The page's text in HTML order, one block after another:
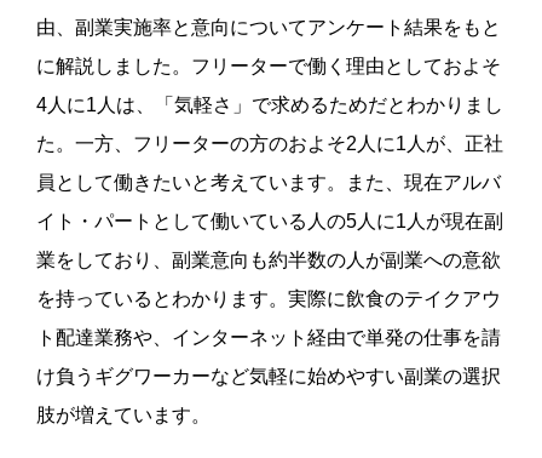
由、副業実施率と意向についてアンケート結果をもと
に解説しました。フリーターで働く理由としておよそ
4人に1人は、「気軽さ」で求めるためだとわかりまし
た。一方、フリーターの方のおよそ2人に1人が、正社
員として働きたいと考えています。また、現在アルバ
イト・パートとして働いている人の5人に1人が現在副
業をしており、副業意向も約半数の人が副業への意欲
を持っているとわかります。実際に飲食のテイクアウ
ト配達業務や、インターネット経由で単発の仕事を請
け負うギグワーカーなど気軽に始めやすい副業の選択
肢が増えています。